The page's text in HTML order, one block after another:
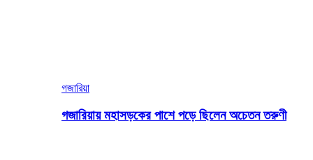
গজারিয়া
গজারিয়ায় মহাসড়কের পাশে পড়ে ছিলেন অচেতন তরুণী